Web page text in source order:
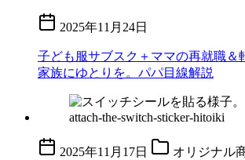
2025年11月24日
子ども服サブスク＋ママの再就職＆
家族にゆとりを。パパ目線解説
2025年11月17日 オリジナル